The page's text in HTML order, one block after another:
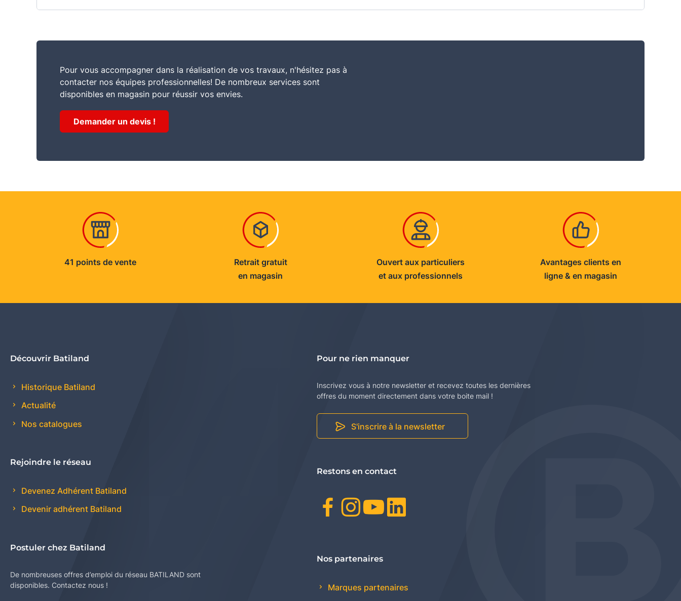
Pour vous accompagner dans la réalisation de vos travaux, n'hésitez pas à
contacter nos équipes professionnelles! De nombreux services sont
disponibles en magasin pour réussir vos envies.
Demander un devis !
41 points de vente
Retrait gratuit
en magasin
Ouvert aux particuliers
et aux professionnels
Avantages clients en
ligne & en magasin
Découvrir Batiland
Historique Batiland
Actualité
Nos catalogues
Rejoindre le réseau
Devenez Adhérent Batiland
Devenir adhérent Batiland
Postuler chez Batiland
De nombreuses offres d’emploi du réseau BATILAND sont
disponibles. Contactez nous !
Pour ne rien manquer
Inscrivez vous à notre newsletter et recevez toutes les dernières
offres du moment directement dans votre boite mail !
S'inscrire à la newsletter
Restons en contact
Facebook
Instagram
Youtube
Nos partenaires
Marques partenaires